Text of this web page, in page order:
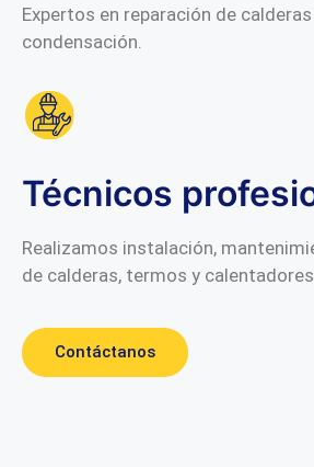
Expertos en reparación de
condensación.
Técnicos
Realizamos instalación,
de calderas, termos y calentadores.
Contáctanos